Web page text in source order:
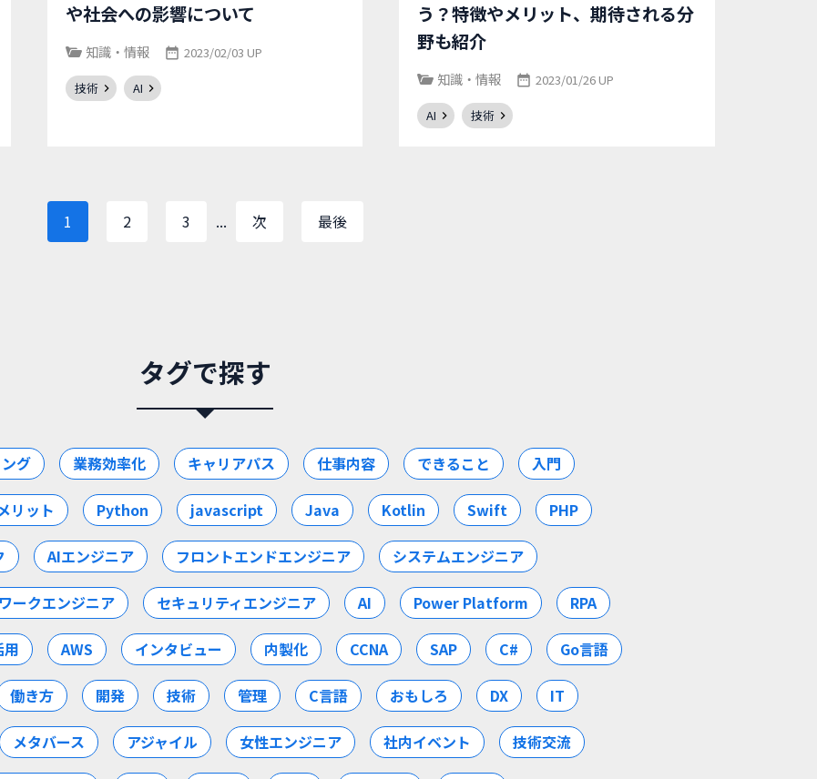
や社会への影響について
知識・情報 2023/02/03 UP
技術 AI
う？特徴やメリット、期待される分
野も紹介
知識・情報 2023/01/26 UP
AI 技術
1 2 3 ... 次 最後
タグで探す
グ 業務効率化 キャリアパス 仕事内容 できること 入門
リット Python javascript Java Kotlin Swift PHP
AIエンジニア フロントエンドエンジニア システムエンジニア
ークエンジニア セキュリティエンジニア AI Power Platform RPA
用 AWS インタビュー 内製化 CCNA SAP C# Go言語
働き方 開発 技術 管理 C言語 おもしろ DX IT
メタバース アジャイル 女性エンジニア 社内イベント 技術交流